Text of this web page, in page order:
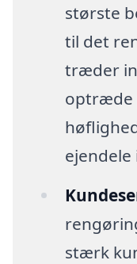
største
til det
træder
optræde
ejendele
stærk